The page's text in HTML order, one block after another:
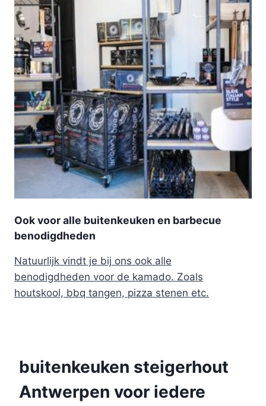
Ook voor alle buitenkeuken en barbecue
benodigdheden
Natuurlijk vindt je bij ons ook alle
benodigdheden voor de kamado. Zoals
houtskool, bbq tangen, pizza stenen etc.
buitenkeuken steigerhout
Antwerpen voor iedere